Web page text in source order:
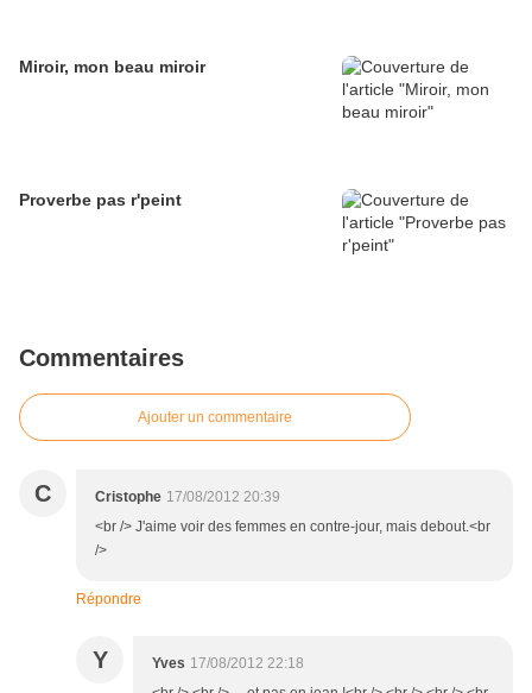
Miroir, mon beau miroir
Proverbe pas r'peint
Commentaires
Ajouter un commentaire
C Cristophe 17/08/2012 20:39
<br /> J'aime voir des femmes en contre-jour, mais debout.<br
/>
Répondre
Y Yves 17/08/2012 22:18